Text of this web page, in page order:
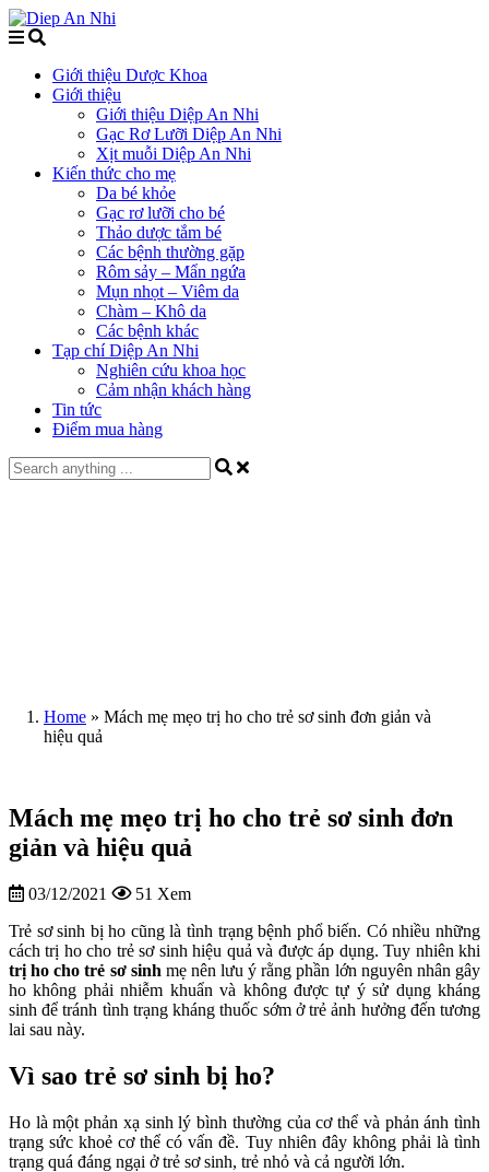
Giới thiệu Dược Khoa
Giới thiệu
Giới thiệu Diệp An Nhi
Gạc Rơ Lưỡi Diệp An Nhi
Xịt muỗi Diệp An Nhi
Kiến thức cho mẹ
Da bé khỏe
Gạc rơ lưỡi cho bé
Thảo dược tắm bé
Các bệnh thường gặp
Rôm sảy – Mẩn ngứa
Mụn nhọt – Viêm da
Chàm – Khô da
Các bệnh khác
Tạp chí Diệp An Nhi
Nghiên cứu khoa học
Cảm nhận khách hàng
Tin tức
Điểm mua hàng
Home » Mách mẹ mẹo trị ho cho trẻ sơ sinh đơn giản và
hiệu quả
Mách mẹ mẹo trị ho cho trẻ sơ sinh đơn
giản và hiệu quả
03/12/2021 51 Xem
Trẻ sơ sinh bị ho cũng là tình trạng bệnh phổ biến. Có nhiều những
cách trị ho cho trẻ sơ sinh hiệu quả và được áp dụng. Tuy nhiên khi
trị ho cho trẻ sơ sinh mẹ nên lưu ý rằng phần lớn nguyên nhân gây
ho không phải nhiễm khuẩn và không được tự ý sử dụng kháng
sinh để tránh tình trạng kháng thuốc sớm ở trẻ ảnh hưởng đến tương
lai sau này.
Vì sao trẻ sơ sinh bị ho?
Ho là một phản xạ sinh lý bình thường của cơ thể và phản ánh tình
trạng sức khoẻ cơ thể có vấn đề. Tuy nhiên đây không phải là tình
trạng quá đáng ngại ở trẻ sơ sinh, trẻ nhỏ và cả người lớn.